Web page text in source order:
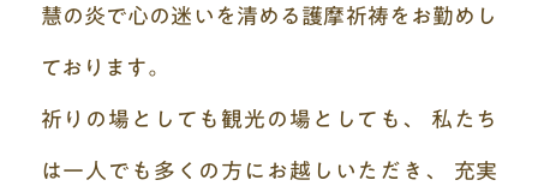
慧の炎で心の迷いを清める 護摩祈祷をお勤めし
ております。
祈りの場としても観光の場としても、 私たち
は一人でも多くの方にお越しいただき、 充実